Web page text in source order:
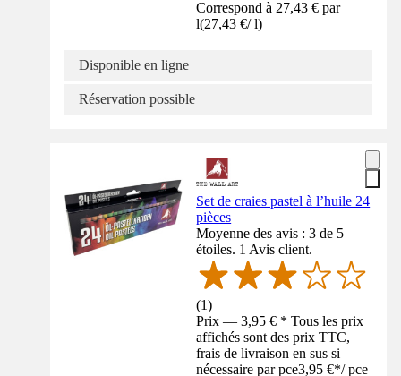
Correspond à 27,43 € par
l(27,43 €/ l)
Disponible en ligne
Réservation possible
Set de craies pastel à l’huile 24
pièces
Moyenne des avis : 3 de 5
étoiles. 1 Avis client.
(1)
Prix — 3,95 € * Tous les prix
affichés sont des prix TTC,
frais de livraison en sus si
nécessaire par pce3,95 €*/ pce